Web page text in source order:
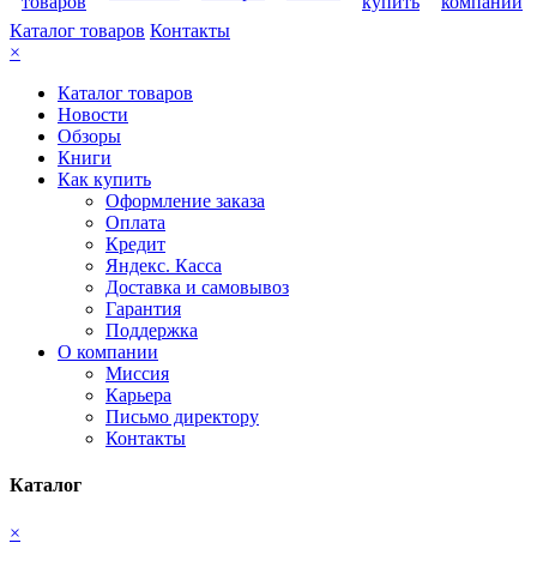
Каталог товаров Контакты
×
Каталог товаров
Новости
Обзоры
Книги
Как купить
Оформление заказа
Оплата
Кредит
Яндекс. Касса
Доставка и самовывоз
Гарантия
Поддержка
О компании
Миссия
Карьера
Письмо директору
Контакты
Каталог
×